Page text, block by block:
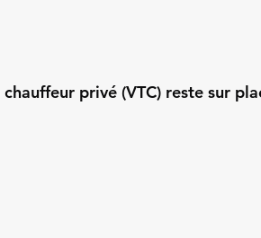
privé (VTC) reste sur